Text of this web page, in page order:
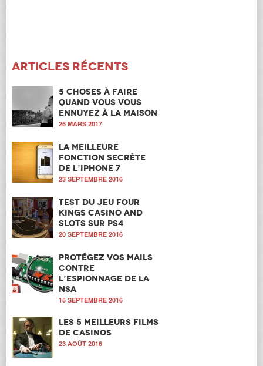
Articles récents
5 choses à faire
quand vous vous
ennuyez à la maison
26 MARS 2017
La meilleure
fonction secrète
de l’iPhone 7
23 SEPTEMBRE 2016
Test du jeu Four
Kings Casino and
Slots sur PS4
20 SEPTEMBRE 2016
Protégez vos mails
contre
l’espionnage de la
NSA
15 SEPTEMBRE 2016
Les 5 meilleurs films
de casinos
23 AOÛT 2016